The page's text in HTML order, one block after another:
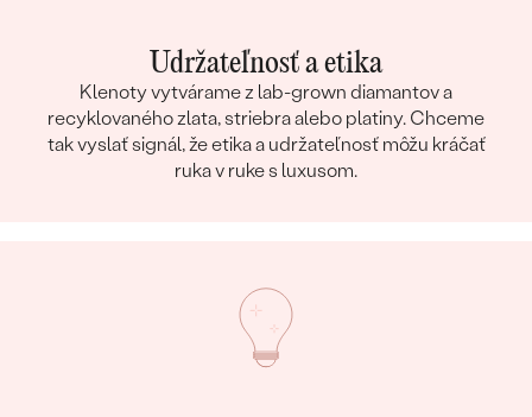
Udržateľnosť a etika
Klenoty vytvárame z lab-grown diamantov a
recyklovaného zlata, striebra alebo platiny. Chceme
tak vyslať signál, že etika a udržateľnosť môžu kráčať
ruka v ruke s luxusom.